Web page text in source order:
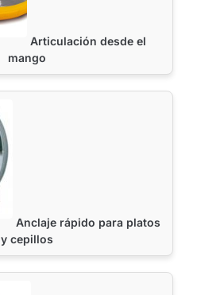
Articulación desde el
mango
Anclaje rápido para platos
y cepillos